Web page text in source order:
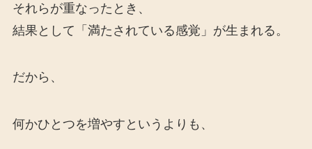
それらが重なったとき、
結果として「満たされている感覚」が生まれる。
だから、
何かひとつを増やすというよりも、